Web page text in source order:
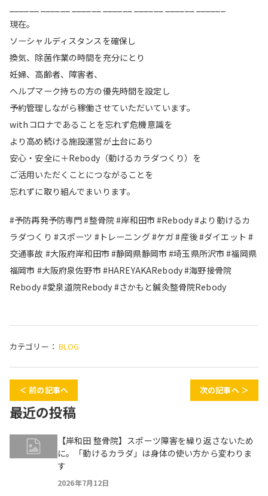
現在。
ソーシャルディスタンスを確保し
換気、除菌作業の時間を充分にとり
妊婦、高齢者、障害者、
ヘルプマーク持ちの方の優先時間を設定し
予約管理しながら稼働させていただいています。
withコロナであることを忘れず危機意識を
より高め続ける施設運営が土台にあり
安心・安全に＋Rebody（動けるカラダつくり）を
ご活用いただくことにつながることを
忘れずに取り組んでまいります。
#予防再発予防専門 #整骨院 #岸和田市 #Rebody #より動けるカ
ラダつくり #スポーツ #トレーニング #ケガ #産後 #ダイエット #
交通事故 #大阪府岸和田市 #静岡県静岡市 #埼玉県所沢市 #福岡県
福岡市 #大阪府泉佐野市 #HAREYAKARebody #海野接骨院
Rebody #愛泉道院Rebody #さかもと鍼灸整骨院Rebody
カテゴリー： BLOG
＜ 前の記事へ 次の記事へ ＞
最近の投稿
【岸和田 整骨院】スポーツ障害を繰り返さないため
に。「動けるカラダ」は身体の使い方から変わりま
す
2026年7月12日